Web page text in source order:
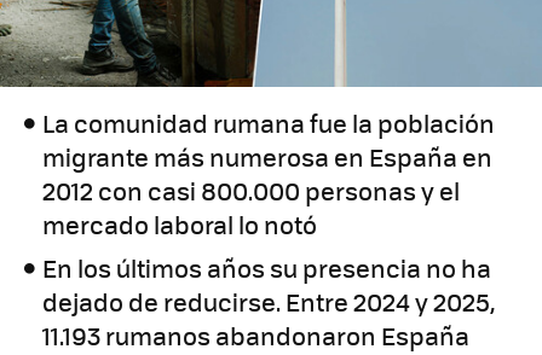
La comunidad rumana fue la población
migrante más numerosa en España en
2012 con casi 800.000 personas y el
mercado laboral lo notó
En los últimos años su presencia no ha
dejado de reducirse. Entre 2024 y 2025,
11.193 rumanos abandonaron España